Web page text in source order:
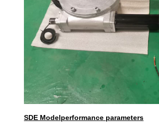
SDE Modelperformance parameters